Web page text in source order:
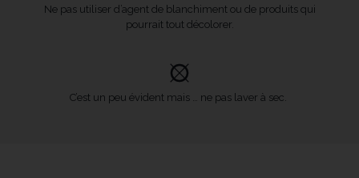
Ne pas utiliser d’agent de blanchiment ou de produits qui
pourrait tout décolorer.
C’est un peu évident mais … ne pas laver à sec.